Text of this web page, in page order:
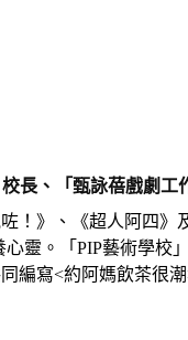
長、「甄詠蓓戲劇工
！》、《超人阿四》
靈。「PIP藝術學校
編寫<約阿媽飲茶很